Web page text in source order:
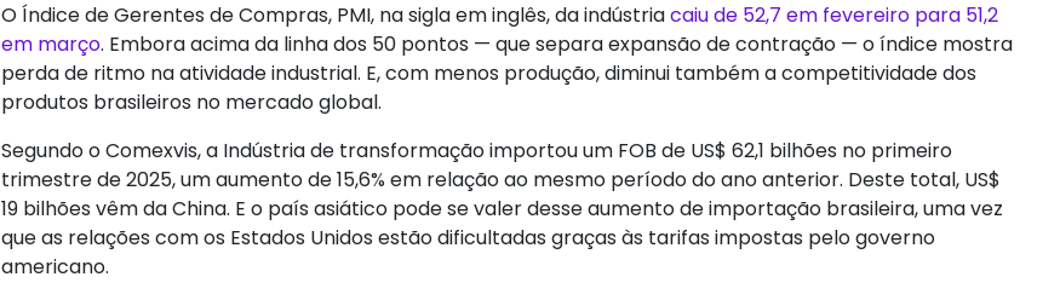
O Índice de Gerentes de Compras, PMI, na sigla em inglês, da indústriacaiu de 52,7 em fevereiro para 51,2
em março. Embora acima da linha dos 50 pontos — que separa expansão de contração — o índice mostra
perda de ritmo na atividade industrial. E, com menos produção, diminui também a competitividade dos
produtos brasileiros no mercado global.
Segundo o Comexvis, a Indústria de transformação importou um FOB de US$ 62,1 bilhões no primeiro
trimestre de 2025, um aumento de 15,6% em relação ao mesmo período do ano anterior. Deste total, US$
19 bilhões vêm da China. E o país asiático pode se valer desse aumento de importação brasileira, uma vez
que as relações com os Estados Unidos estão dificultadas graças às tarifas impostas pelo governo
americano.